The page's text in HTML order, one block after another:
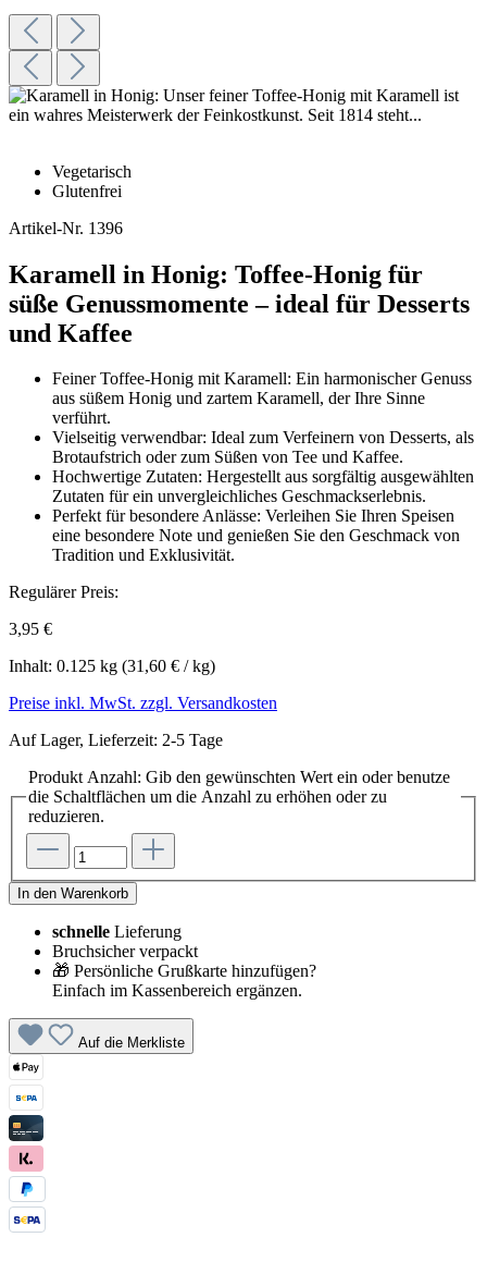
Vegetarisch
Glutenfrei
Artikel-Nr. 1396
Karamell in Honig: Toffee-Honig für
süße Genussmomente – ideal für Desserts
und Kaffee
Feiner Toffee-Honig mit Karamell: Ein harmonischer Genuss
aus süßem Honig und zartem Karamell, der Ihre Sinne
verführt.
Vielseitig verwendbar: Ideal zum Verfeinern von Desserts, als
Brotaufstrich oder zum Süßen von Tee und Kaffee.
Hochwertige Zutaten: Hergestellt aus sorgfältig ausgewählten
Zutaten für ein unvergleichliches Geschmackserlebnis.
Perfekt für besondere Anlässe: Verleihen Sie Ihren Speisen
eine besondere Note und genießen Sie den Geschmack von
Tradition und Exklusivität.
Regulärer Preis:
3,95 €
Inhalt: 0.125 kg (31,60 € / kg)
Preise inkl. MwSt. zzgl. Versandkosten
Auf Lager, Lieferzeit: 2-5 Tage
Produkt Anzahl: Gib den gewünschten Wert ein oder benutze
die Schaltflächen um die Anzahl zu erhöhen oder zu
reduzieren.
In den Warenkorb
schnelle Lieferung
Bruchsicher verpackt
🎁 Persönliche Grußkarte hinzufügen?
Einfach im Kassenbereich ergänzen.
Auf die Merkliste